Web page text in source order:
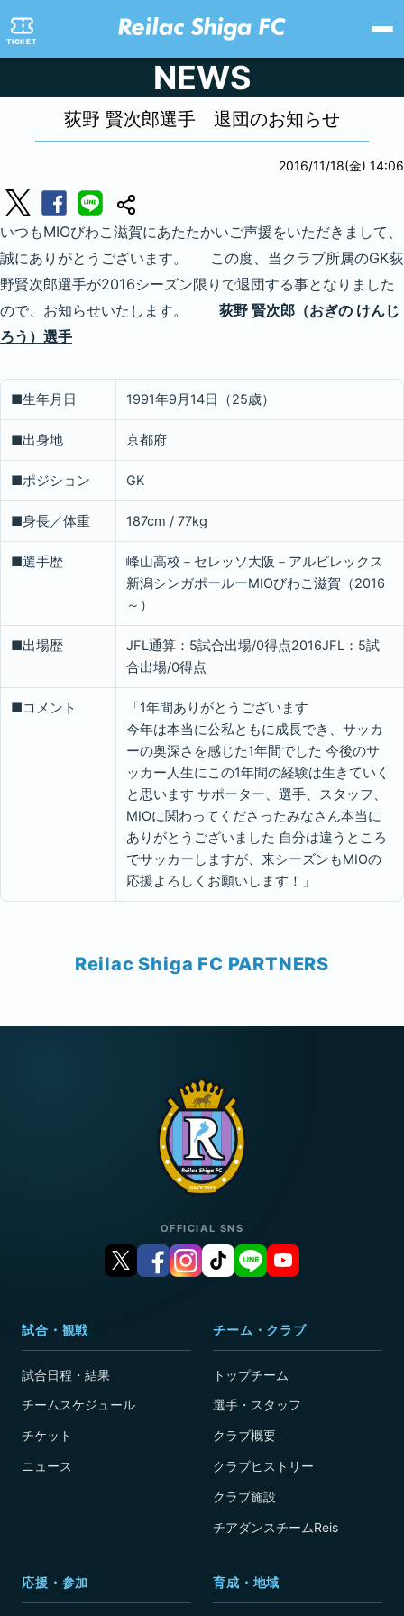
TICKET
NEWS
荻野 賢次郎選手 退団のお知らせ
2016/11/18(金) 14:06
いつもMIOびわこ滋賀にあたたかいご声援をいただきまして、
誠にありがとうございます。 この度、当クラブ所属のGK荻
野賢次郎選手が2016シーズン限りで退団する事となりました
ので、お知らせいたします。 荻野 賢次郎（おぎの けんじ
ろう）選手
■生年月日 1991年9月14日（25歳）
■出身地 京都府
■ポジション GK
■身長／体重 187cm / 77kg
■選手歴
峰山高校－セレッソ大阪－アルビレックス
新潟シンガポールーMIOびわこ滋賀（2016
～）
■出場歴
JFL通算：5試合出場/0得点2016JFL：5試
合出場/0得点
■コメント
「1年間ありがとうございます
今年は本当に公私ともに成長でき、サッカ
ーの奥深さを感じた1年間でした 今後のサ
ッカー人生にこの1年間の経験は生きていく
と思います サポーター、選手、スタッフ、
MIOに関わってくださったみなさん本当に
ありがとうございました 自分は違うところ
でサッカーしますが、来シーズンもMIOの
応援よろしくお願いします！」
Reilac Shiga FC PARTNERS
OFFICIAL SNS
試合・観戦
試合日程・結果
チームスケジュール
チケット
ニュース
チーム・クラブ
トップチーム
選手・スタッフ
クラブ概要
クラブヒストリー
クラブ施設
チアダンスチームReis
応援・参加 育成・地域